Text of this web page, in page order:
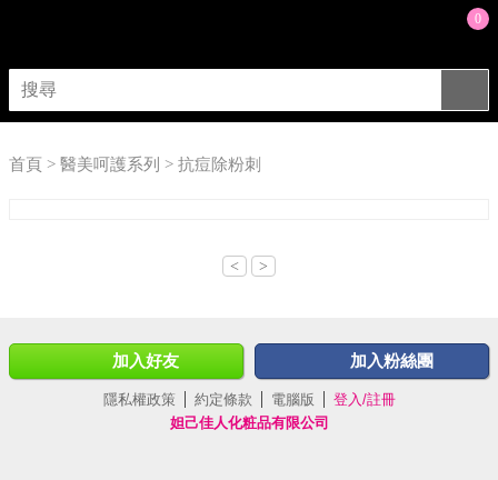
0
首頁 > 醫美呵護系列 > 抗痘除粉刺
< >
加入好友 加入粉絲團
隱私權政策 約定條款 電腦版
登入/註冊
妲己佳人化粧品有限公司